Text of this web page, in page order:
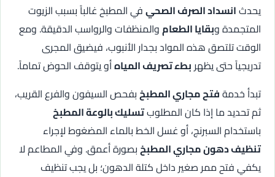
يحدثانسداد الصرف الصحيفي المطبخ غالباً بسبب الزيوت
المتجمدة وبقايا الطعاموالمنظفات والرواسب الدقيقة. ومع
الوقت تلتصق هذه المواد بجدار الأنبوب، فيضيق المجرى
تدريجياً حتى يظهر بطء تصريف المياهأو يتوقف الحوض تماماً.
تبدأ خدمةفتح مجاري المطبخبفحص السيفون والفرع القريب،
ثم تحديد ما إذا كان المطلوبتسليك بالوعة المطبخ
باستخدام السبرنج، أو غسل الخط بالماء المضغوط لإجراء
تنظيف دهون مجاري المطبخبصورة أعمق. وفي المطاعم لا
يكفي فتح ممر صغير داخل كتلة الدهون؛ بل يجب تنظيف